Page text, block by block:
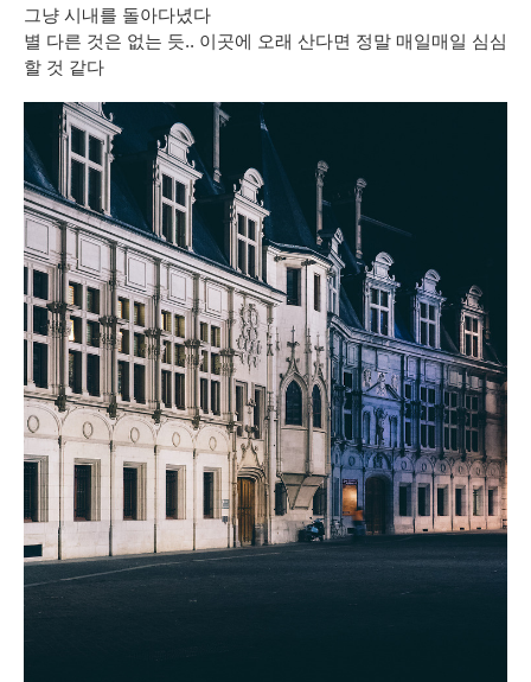
그냥 시내를 돌아다녔다
별 다른 것은 없는 듯.. 이곳에 오래 산다면 정말 매일매일 심심
할 것 같다